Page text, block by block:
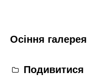
Осіння галерея
Подивитися